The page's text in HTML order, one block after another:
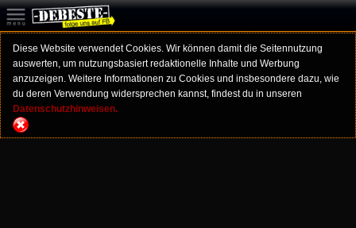
Diese Website verwendet Cookies. Wir können damit die Seitennutzung
auswerten, um nutzungsbasiert redaktionelle Inhalte und Werbung
anzuzeigen. Weitere Informationen zu Cookies und insbesondere dazu, wie
du deren Verwendung widersprechen kannst, findest du in unseren
Datenschutzhinweisen.